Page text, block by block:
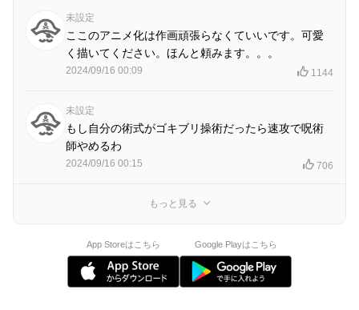
未設定
ここのアニメ化は作画頑張らなくていいです。可愛
く描いてください。ほんと頼みます。。。
2024/09/16 00:09 1144
未設定
もし自分の術式がゴキブリ操術だったら速攻で呪術
師やめるわ
2024/09/16 00:15 706
もっと見る
App Storeはこちら Google Playはこちら